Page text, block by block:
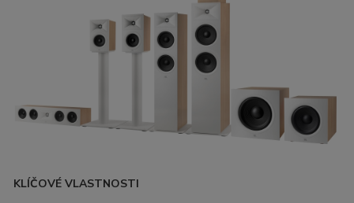
KLÍČOVÉ VLASTNOSTI